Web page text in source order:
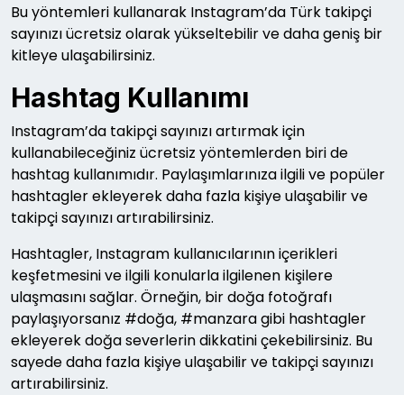
Bu yöntemleri kullanarak Instagram’da Türk takipçi
sayınızı ücretsiz olarak yükseltebilir ve daha geniş bir
kitleye ulaşabilirsiniz.
Hashtag Kullanımı
Instagram’da takipçi sayınızı artırmak için
kullanabileceğiniz ücretsiz yöntemlerden biri de
hashtag kullanımıdır. Paylaşımlarınıza ilgili ve popüler
hashtagler ekleyerek daha fazla kişiye ulaşabilir ve
takipçi sayınızı artırabilirsiniz.
Hashtagler, Instagram kullanıcılarının içerikleri
keşfetmesini ve ilgili konularla ilgilenen kişilere
ulaşmasını sağlar. Örneğin, bir doğa fotoğrafı
paylaşıyorsanız #doğa, #manzara gibi hashtagler
ekleyerek doğa severlerin dikkatini çekebilirsiniz. Bu
sayede daha fazla kişiye ulaşabilir ve takipçi sayınızı
artırabilirsiniz.